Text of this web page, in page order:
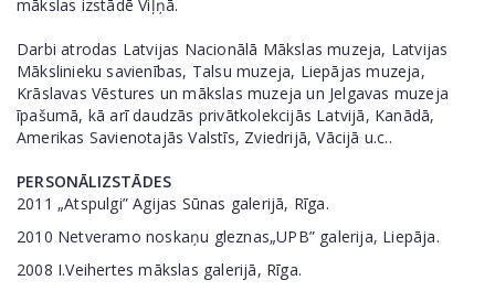
mākslas izstādē Viļņā.
Darbi atrodas Latvijas Nacionālā Mākslas muzeja, Latvijas
Mākslinieku savienības, Talsu muzeja, Liepājas muzeja,
Krāslavas Vēstures un mākslas muzeja un Jelgavas muzeja
īpašumā, kā arī daudzās privātkolekcijās Latvijā, Kanādā,
Amerikas Savienotajās Valstīs, Zviedrijā, Vācijā u.c..
PERSONĀLIZSTĀDES
2011 „Atspulgi” Agijas Sūnas galerijā, Rīga.
2010 Netveramo noskaņu gleznas„UPB” galerija, Liepāja.
2008 I.Veihertes mākslas galerijā, Rīga.